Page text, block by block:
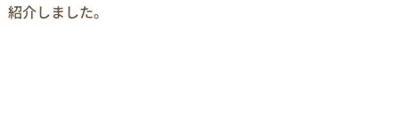
紹介しました。